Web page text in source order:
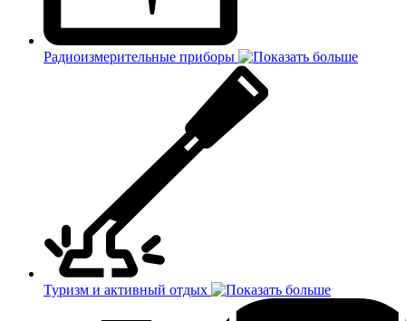
Радиоизмерительные приборы
Туризм и активный отдых